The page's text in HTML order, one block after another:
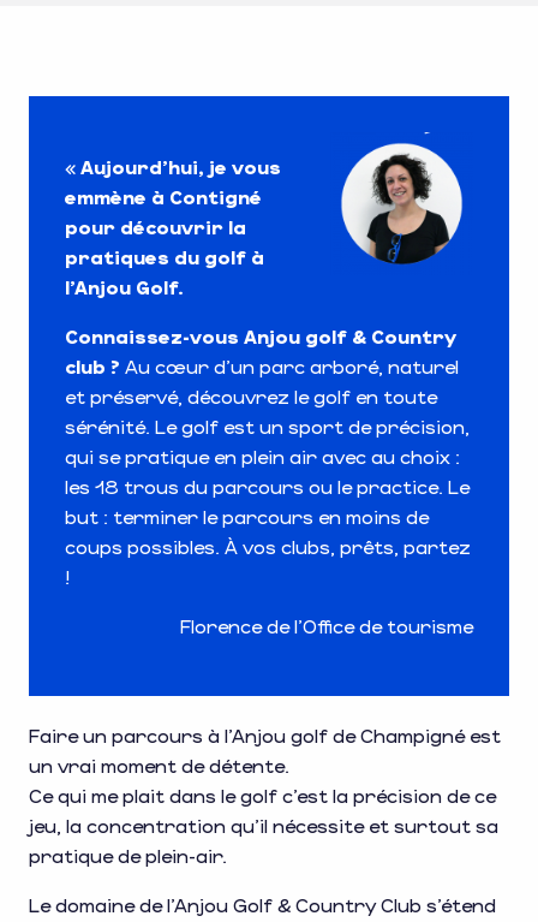
« Aujourd’hui, je vous
emmène à Contigné
pour découvrir la
pratiques du golf à
l’Anjou Golf.
Connaissez-vous Anjou golf & Country
club ? Au cœur d’un parc arboré, naturel
et préservé, découvrez le golf en toute
sérénité. Le golf est un sport de précision,
qui se pratique en plein air avec au choix :
les 18 trous du parcours ou le practice. Le
but : terminer le parcours en moins de
coups possibles. À vos clubs, prêts, partez
!
Florence de l’Office de tourisme
Faire un parcours à l’Anjou golf de Champigné est
un vrai moment de détente.
Ce qui me plait dans le golf c’est la précision de ce
jeu, la concentration qu’il nécessite et surtout sa
pratique de plein-air.
Le domaine de l’Anjou Golf & Country Club s’étend